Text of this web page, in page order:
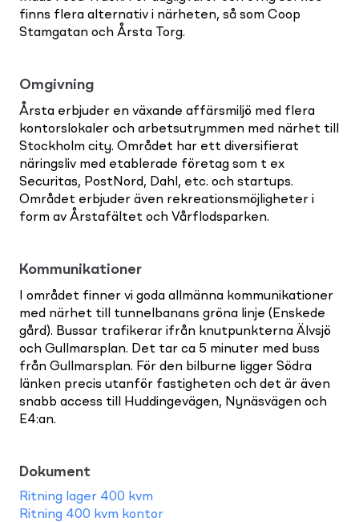
finns flera alternativ i närheten, så som Coop
Stamgatan och Årsta Torg.
Omgivning
Årsta erbjuder en växande affärsmiljö med flera
kontorslokaler och arbetsutrymmen med närhet till
Stockholm city. Området har ett diversifierat
näringsliv med etablerade företag som t ex
Securitas, PostNord, Dahl, etc. och startups.
Området erbjuder även rekreationsmöjligheter i
form av Årstafältet och Vårflodsparken.
Kommunikationer
I området finner vi goda allmänna kommunikationer
med närhet till tunnelbanans gröna linje (Enskede
gård). Bussar trafikerar ifrån knutpunkterna Älvsjö
och Gullmarsplan. Det tar ca 5 minuter med buss
från Gullmarsplan. För den bilburne ligger Södra
länken precis utanför fastigheten och det är även
snabb access till Huddingevägen, Nynäsvägen och
E4:an.
Dokument
Ritning lager 400 kvm
Ritning 400 kvm kontor